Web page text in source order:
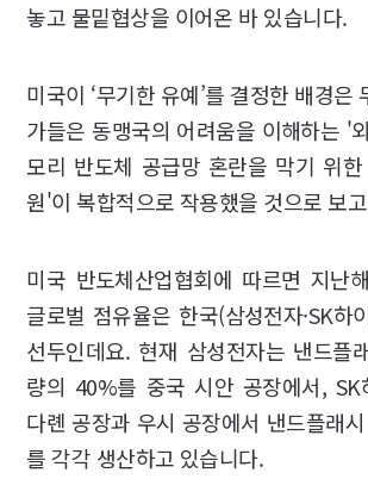
놓고 물밑협상을 이어온 바 있습니다.
미국이 ‘무기한 유예’를 결정한 배경은
가들은 동맹국의 어려움을 이해하는 '
모리 반도체 공급망 혼란을 막기 위한
원'이 복합적으로 작용했을 것으로 보
미국 반도체산업협회에 따르면 지난
글로벌 점유율은 한국(삼성전자·SK하
선두인데요. 현재 삼성전자는 낸드플
량의 40%를 중국 시안 공장에서, SK
다롄 공장과 우시 공장에서 낸드플래
를 각각 생산하고 있습니다.